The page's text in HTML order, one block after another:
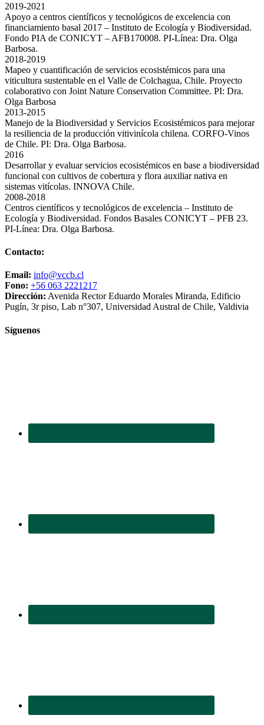
2019-2021
Apoyo a centros científicos y tecnológicos de excelencia con
financiamiento basal 2017 – Instituto de Ecología y Biodiversidad.
Fondo PIA de CONICYT – AFB170008. PI-Línea: Dra. Olga
Barbosa.
2018-2019
Mapeo y cuantificación de servicios ecosistémicos para una
viticultura sustentable en el Valle de Colchagua, Chile. Proyecto
colaborativo con Joint Nature Conservation Committee. PI: Dra.
Olga Barbosa
2013-2015
Manejo de la Biodiversidad y Servicios Ecosistémicos para mejorar
la resiliencia de la producción vitivinícola chilena. CORFO-Vinos
de Chile. PI: Dra. Olga Barbosa.
2016
Desarrollar y evaluar servicios ecosistémicos en base a biodiversidad
funcional con cultivos de cobertura y flora auxiliar nativa en
sistemas vitícolas. INNOVA Chile.
2008-2018
Centros científicos y tecnológicos de excelencia – Instituto de
Ecología y Biodiversidad. Fondos Basales CONICYT – PFB 23.
PI-Línea: Dra. Olga Barbosa.
Contacto:
Email: info@vccb.cl
Fono: +56 063 2221217
Dirección: Avenida Rector Eduardo Morales Miranda, Edificio
Pugín, 3r piso, Lab n°307, Universidad Austral de Chile, Valdivia
Síguenos